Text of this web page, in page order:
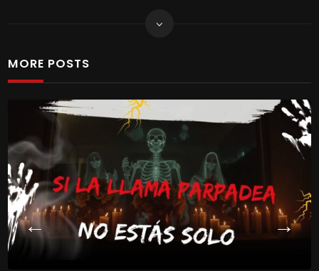
MORE POSTS